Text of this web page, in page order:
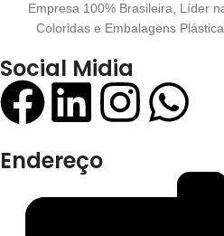
Empresa 100% Brasileira, Líder
Coloridas e Embalagens
Social Midia
Endereço